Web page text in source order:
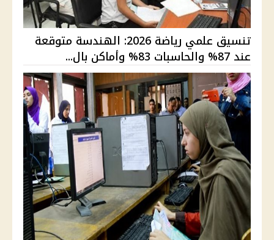
تنسيق علمي رياضة 2026: الهندسة متوقعة
عند 87% والحاسبات 83% وأماكن بال...